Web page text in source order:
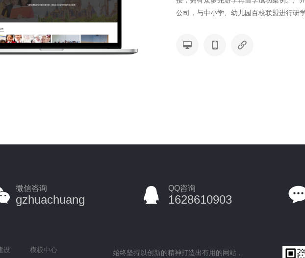
公司，与中小学、幼儿园百校联盟进行研
微信咨询
gzhuachuang
QQ咨询
1628610903
设 模板中心 始终坚持以创新的精神打造出有用的网站，